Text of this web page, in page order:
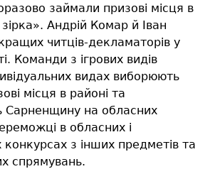
займали призові місця в
Андрій Комар й Іван
читців-декламаторів у
Команди з ігрових видів
видах виборюють
місця в районі та
Сарненщину на обласних
в обласних і
конкурсах з інших предметів та
спрямувань.